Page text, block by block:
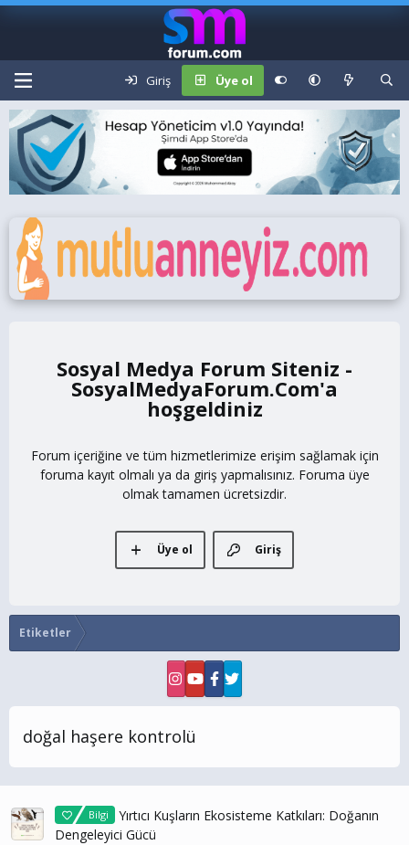
Giriş Üye ol
Sosyal Medya Forum Siteniz -
SosyalMedyaForum.Com
Forum içeriğine ve tüm hizmetlerimize erişim sağlamak için
foruma kayıt olmalı ya da giriş yapmalısınız. Foruma üye
olmak tamamen ücretsizdir.
Giriş
Üye ol
Etiketler
doğal haşere kontrolü
Bilgi
Yırtıcı Kuşların Ekosisteme Katkıları: Doğanın
Dengeleyici Gücü